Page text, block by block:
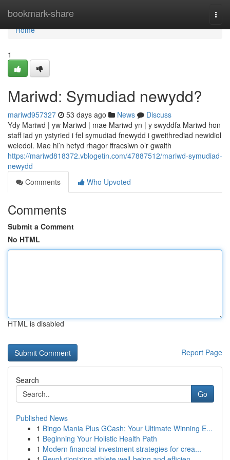
bookmark-share
Home
Home
1
Mariwd: Symudiad newydd?
mariwd957327 53 days ago News
Discuss
Ydy Mariwd | yw Mariwd | mae Mariwd yn | y swyddfa Mariwd hon
staff iad yn ystyried i fel symudiad fnewydd i gweithrediad newidiol
weledol. Mae hi’n hefyd rhagor ffracsiwn o’r gwaith
https://mariwd818372.vblogetin.com/47887512/mariwd-symudiad-
newydd
Comments
Who Upvoted
Comments
Submit a Comment
No HTML
HTML is disabled
Report Page
Search
Go
Published News
1 Bingo Mania Plus GCash: Your Ultimate Winning E...
1 Beginning Your Holistic Health Path
1 Modern financial investment strategies for crea...